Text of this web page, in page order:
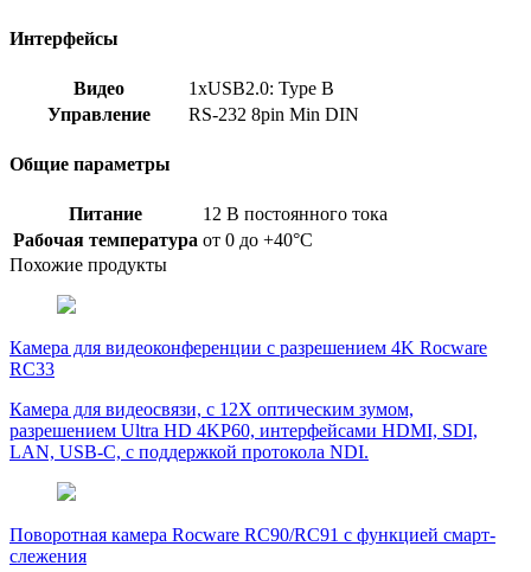
Интерфейсы
Видео
1xUSB2.0: Type B
Управление
RS-232 8pin Min DIN
Общие параметры
Питание
12 В постоянного тока
Рабочая температура от 0 до +40°С
Похожие продукты
Камера для видеоконференции с разрешением 4K Rocware
RC33
Камера для видеосвязи, с 12X оптическим зумом,
разрешением Ultra HD 4KP60, интерфейсами HDMI, SDI,
LAN, USB-C, с поддержкой протокола NDI.
Поворотная камера Rocware RC90/RC91 с функцией смарт-
слежения